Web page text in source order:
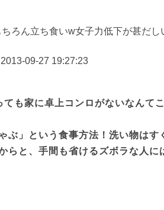
ろん立ち食いw女子力低下が甚だし
2013-09-27 19:27:23
も家に卓上コンロがないなんて
ぶ」という食事方法！洗い物はす
らと、手間も省けるズボラな人に